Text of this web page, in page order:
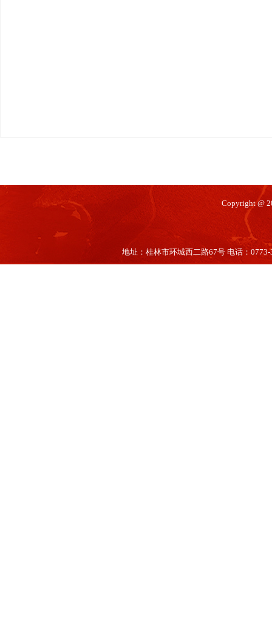
Copyright @
地址：桂林市环城西二路67号 电话：